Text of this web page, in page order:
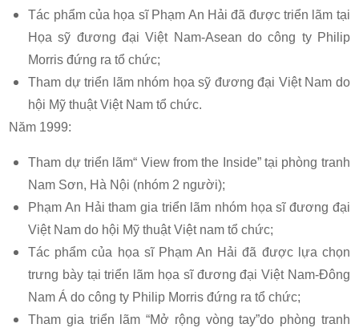
Tác phẩm của họa sĩ Phạm An Hải đã được triển lãm tại
Họa sỹ đương đại Việt Nam-Asean do công ty Philip
Morris đứng ra tổ chức;
Tham dự triển lãm nhóm họa sỹ đương đại Việt Nam do
hội Mỹ thuật Việt Nam tổ chức.
Năm 1999:
Tham dự triển lãm“ View from the Inside” tại phòng tranh
Nam Sơn, Hà Nội (nhóm 2 người);
Phạm An Hải tham gia triển lãm nhóm họa sĩ đương đại
Việt Nam do hội Mỹ thuật Việt nam tổ chức;
Tác phẩm của họa sĩ Phạm An Hải đã được lựa chọn
trưng bày tại triển lãm họa sĩ đương đại Việt Nam-Đông
Nam Á do công ty Philip Morris đứng ra tổ chức;
Tham gia triển lãm “Mở rộng vòng tay”do phòng tranh